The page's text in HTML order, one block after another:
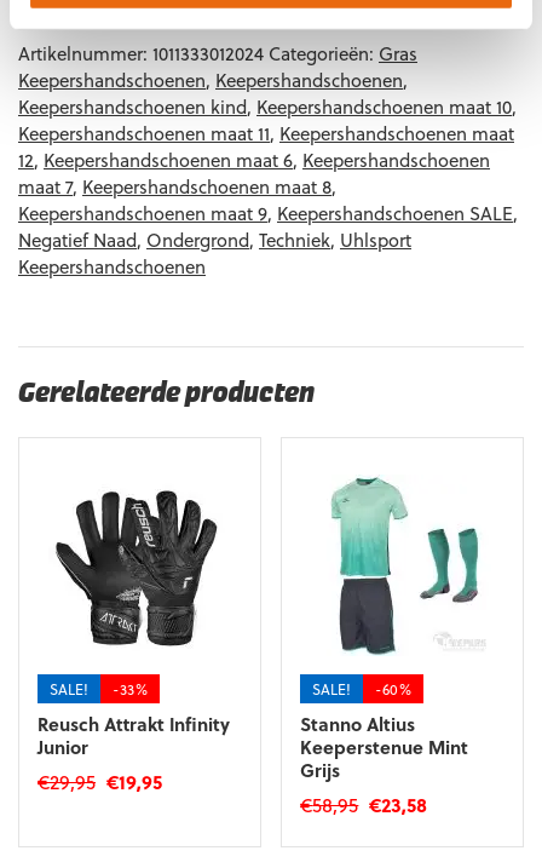
4099803215465
Maat: 8
4099803215472
Maat: 8 1/2
4099803215427
Maat: 11
Bedrukte artikelen kunnen wij helaas niet terugnemen.
Artikelnummer: 1011333012024 Categorieën: Gras
Keepershandschoenen, Keepershandschoenen,
Keepershandschoenen kind, Keepershandschoenen maat 10,
Keepershandschoenen maat 11, Keepershandschoenen maat
12, Keepershandschoenen maat 6, Keepershandschoenen
maat 7, Keepershandschoenen maat 8,
Keepershandschoenen maat 9, Keepershandschoenen SALE,
Negatief Naad, Ondergrond, Techniek, Uhlsport
Keepershandschoenen
Gerelateerde producten
SALE! -33%
Reusch Attrakt Infinity
Junior
€29,95 Oorspronkelijke
€19,95Huidige
product
SALE! -60%
Stanno Altius
Keeperstenue Mint
Grijs
€58,95 Oorspronkelijke
€23,58Huidige
Dit